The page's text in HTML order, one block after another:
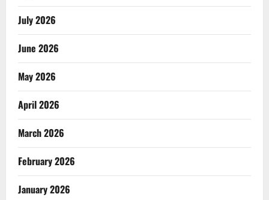
July 2026
June 2026
May 2026
April 2026
March 2026
February 2026
January 2026